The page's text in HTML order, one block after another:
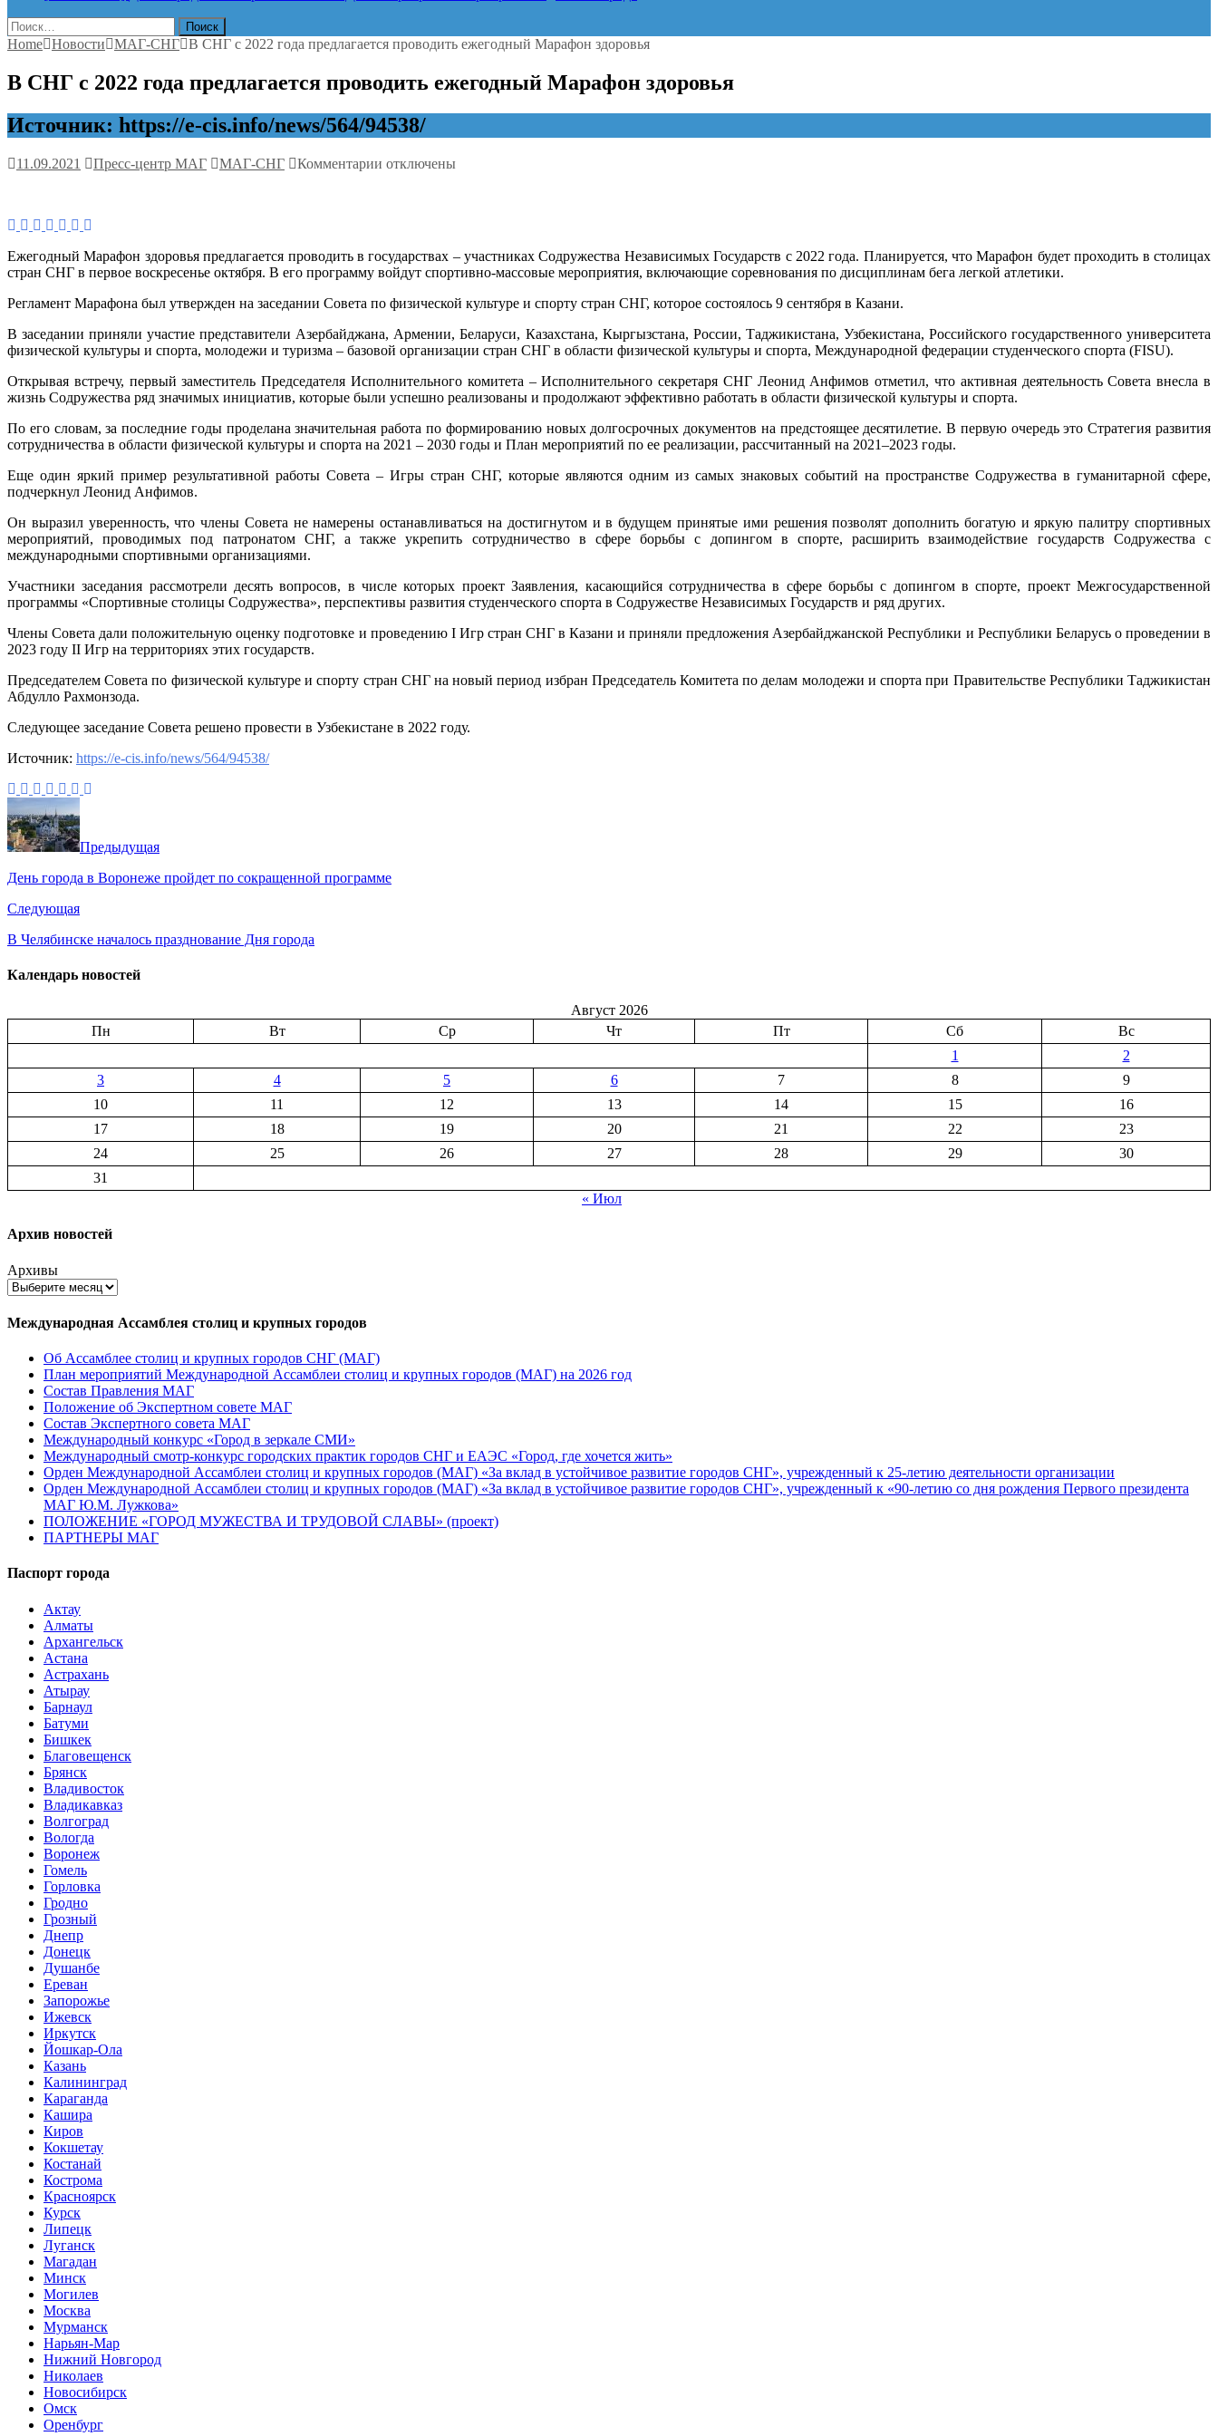
Найти:
Home Новости МАГ-СНГ В СНГ с 2022 года предлагается проводить ежегодный Марафон здоровья
В СНГ с 2022 года предлагается проводить ежегодный Марафон здоровья
Источник: https://e-cis.info/news/564/94538/
11.09.2021 Пресс-центр МАГ МАГ-СНГ Комментарии к
года
предлагается
ежегодный
Марафон
здоровья
отключены
Ежегодный Марафон здоровья предлагается проводить в государствах – участниках Содружества Независимых Государств с 2022 года. Планируется, что Марафон будет проходить в столицах
стран СНГ в первое воскресенье октября. В его программу войдут спортивно-массовые мероприятия, включающие соревнования по дисциплинам бега легкой атлетики.
Регламент Марафона был утвержден на заседании Совета по физической культуре и спорту стран СНГ, которое состоялось 9 сентября в Казани.
В заседании приняли участие представители Азербайджана, Армении, Беларуси, Казахстана, Кыргызстана, России, Таджикистана, Узбекистана, Российского государственного университета
физической культуры и спорта, молодежи и туризма – базовой организации стран СНГ в области физической культуры и спорта, Международной федерации студенческого спорта (FISU).
Открывая встречу, первый заместитель Председателя Исполнительного комитета – Исполнительного секретаря СНГ Леонид Анфимов отметил, что активная деятельность Совета внесла в
жизнь Содружества ряд значимых инициатив, которые были успешно реализованы и продолжают эффективно работать в области физической культуры и спорта.
По его словам, за последние годы проделана значительная работа по формированию новых долгосрочных документов на предстоящее десятилетие. В первую очередь это Стратегия развития
сотрудничества в области физической культуры и спорта на 2021 – 2030 годы и План мероприятий по ее реализации, рассчитанный на 2021–2023 годы.
Еще один яркий пример результативной работы Совета – Игры стран СНГ, которые являются одним из самых знаковых событий на пространстве Содружества в гуманитарной сфере,
подчеркнул Леонид Анфимов.
Он выразил уверенность, что члены Совета не намерены останавливаться на достигнутом и в будущем принятые ими решения позволят дополнить богатую и яркую палитру спортивных
мероприятий, проводимых под патронатом СНГ, а также укрепить сотрудничество в сфере борьбы с допингом в спорте, расширить взаимодействие государств Содружества с
международными спортивными организациями.
Участники заседания рассмотрели десять вопросов, в числе которых проект Заявления, касающийся сотрудничества в сфере борьбы с допингом в спорте, проект Межгосударственной
программы «Спортивные столицы Содружества», перспективы развития студенческого спорта в Содружестве Независимых Государств и ряд других.
Члены Совета дали положительную оценку подготовке и проведению I Игр стран СНГ в Казани и приняли предложения Азербайджанской Республики и Республики Беларусь о проведении в
2023 году II Игр на территориях этих государств.
Председателем Совета по физической культуре и спорту стран СНГ на новый период избран Председатель Комитета по делам молодежи и спорта при Правительстве Республики Таджикистан
Абдулло Рахмонзода.
Следующее заседание Совета решено провести в Узбекистане в 2022 году.
Источник: https://e-cis.info/news/564/94538/
Предыдущая
День города в Воронеже пройдет по сокращенной программе
Следующая
В Челябинске началось празднование Дня города
Календарь новостей
Август 2026
Пн
Вт Ср Чт Пт Сб
Вс
1
2
3
4 5 6 7 8
9
10
11 12 13 14 15
16
17
18 19 20 21 22
23
24
25 26 27 28 29
30
31
« Июл
Архив новостей
Архивы
Международная Ассамблея столиц и крупных городов
Об Ассамблее столиц и крупных городов СНГ (МАГ)
План мероприятий Международной Ассамблеи столиц и крупных городов (МАГ) на 2026 год
Состав Правления МАГ
Положение об Экспертном совете МАГ
Состав Экспертного совета МАГ
Международный конкурс «Город в зеркале СМИ»
Международный смотр-конкурс городских практик городов СНГ и ЕАЭС «Город, где хочется жить»
Орден Международной Ассамблеи столиц и крупных городов (МАГ) «За вклад в устойчивое развитие городов СНГ», учрежденный к 25-летию деятельности организации
Орден Международной Ассамблеи столиц и крупных городов (МАГ) «За вклад в устойчивое развитие городов СНГ», учрежденный к «90-летию со дня рождения Первого президента
МАГ Ю.М. Лужкова»
ПОЛОЖЕНИЕ «ГОРОД МУЖЕСТВА И ТРУДОВОЙ СЛАВЫ» (проект)
ПАРТНЕРЫ МАГ
Паспорт города
Актау
Алматы
Архангельск
Астана
Астрахань
Атырау
Барнаул
Батуми
Бишкек
Благовещенск
Брянск
Владивосток
Владикавказ
Волгоград
Вологда
Воронеж
Гомель
Горловка
Гродно
Грозный
Днепр
Донецк
Душанбе
Ереван
Запорожье
Ижевск
Иркутск
Йошкар-Ола
Казань
Калининград
Караганда
Кашира
Киров
Кокшетау
Костанай
Кострома
Красноярск
Курск
Липецк
Луганск
Магадан
Минск
Могилев
Москва
Мурманск
Нарьян-Мар
Нижний Новгород
Николаев
Новосибирск
Омск
Оренбург